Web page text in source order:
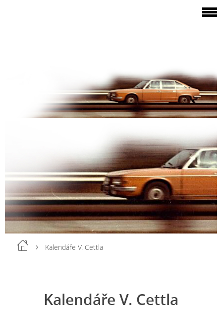
Kalendáře V. Cettla
Kalendáře V. Cettla